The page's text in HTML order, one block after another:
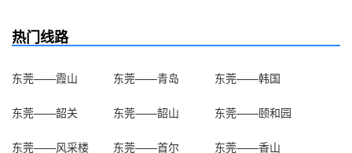
热门线路
东莞——霞山 东莞——青岛 东莞——韩国
东莞——韶关 东莞——韶山 东莞——颐和园
东莞——风采楼 东莞——首尔 东莞——香山